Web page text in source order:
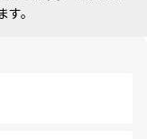
。